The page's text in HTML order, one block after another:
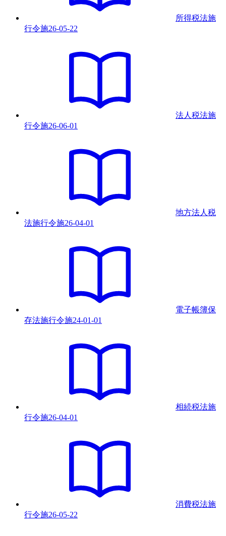
所得税法施
行令施26-05-22
法人税法施
行令施26-06-01
地方法人税
法施行令施26-04-01
電子帳簿保
存法施行令施24-01-01
相続税法施
行令施26-04-01
消費税法施
行令施26-05-22